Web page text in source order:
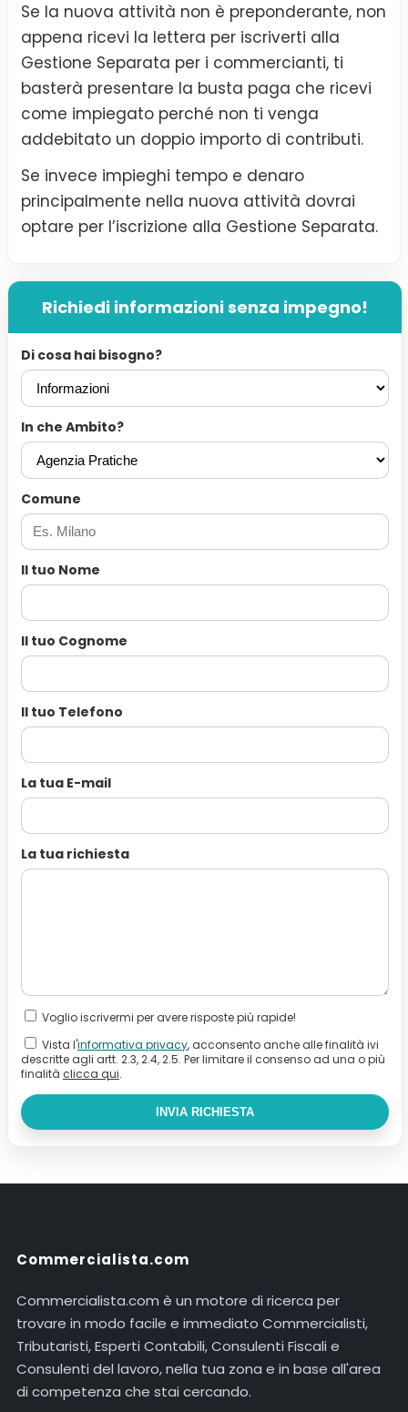
Se la nuova attività non è preponderante, non
appena ricevi la lettera per iscriverti alla
Gestione Separata per i commercianti, ti
basterà presentare la busta paga che ricevi
come impiegato perché non ti venga
addebitato un doppio importo di contributi.
Se invece impieghi tempo e denaro
principalmente nella nuova attività dovrai
optare per l’iscrizione alla Gestione Separata.
Richiedi informazioni senza impegno!
Di cosa hai bisogno?
In che Ambito?
Comune
Il tuo Nome
Il tuo Cognome
Il tuo Telefono
La tua E-mail
La tua richiesta
Voglio iscrivermi per avere risposte più rapide!
Vista l'informativa privacy, acconsento anche alle finalità ivi
descritte agli artt. 2.3, 2.4, 2.5. Per limitare il consenso ad una o più
finalità clicca qui.
INVIA RICHIESTA
Commercialista.com
Commercialista.com è un motore di ricerca per
trovare in modo facile e immediato Commercialisti,
Tributaristi, Esperti Contabili, Consulenti Fiscali e
Consulenti del lavoro, nella tua zona e in base all'area
di competenza che stai cercando.